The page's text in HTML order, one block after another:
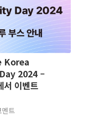
Korea
2024 –
서 이벤트
트